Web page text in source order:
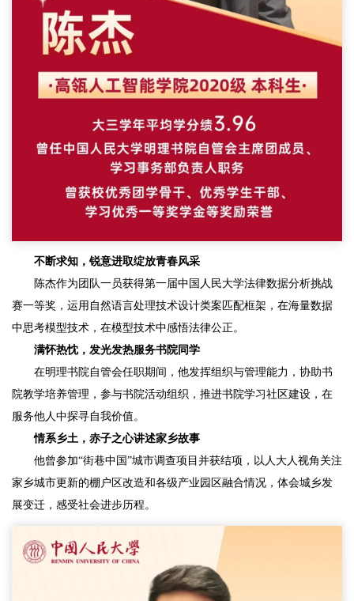
不断求知，锐意进取绽放青春风采
陈杰作为团队一员获得第一届中国人民大学法律数据分析挑战
赛一等奖，运用自然语言处理技术设计类案匹配框架，在海量数据
中思考模型技术，在模型技术中感悟法律公正。
满怀热忱，发光发热服务书院同学
在明理书院自管会任职期间，他发挥组织与管理能力，协助书
院教学培养管理，参与书院活动组织，推进书院学习社区建设，在
服务他人中探寻自我价值。
情系乡土，赤子之心讲述家乡故事
他曾参加“街巷中国”城市调查项目并获结项，以人大人视角关注
家乡城市更新的棚户区改造和各级产业园区融合情况，体会城乡发
展变迁，感受社会进步历程。